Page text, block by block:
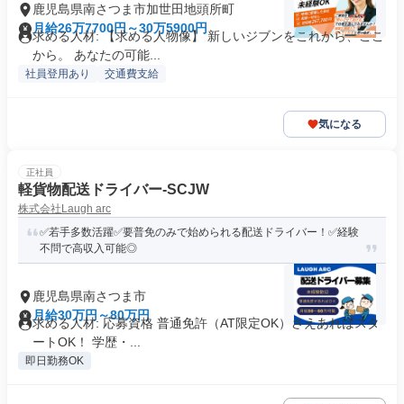
鹿児島県南さつま市加世田地頭所町
月給26万7700円～30万5900円
求める人材: 【求める人物像】 新しいジブンをこれから、ここ
から。 あなたの可能...
社員登用あり 交通費支給
気になる
正社員
軽貨物配送ドライバー-SCJW
株式会社Laugh arc
✅若手多数活躍✅要普免のみで始められる配送ドライバー！✅経験
不問で高収入可能◎
鹿児島県南さつま市
月給30万円～80万円
求める人材: 応募資格 普通免許（AT限定OK）さえあればスタ
ートOK！ 学歴・...
即日勤務OK